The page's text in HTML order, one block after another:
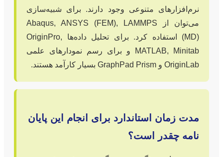
نرم‌افزارهای متنوعی وجود دارند. برای شبیه‌سازی
می‌توان از Abaqus, ANSYS (FEM), LAMMPS
(MD) استفاده کرد. برای تحلیل داده‌ها OriginPro,
MATLAB, Minitab و برای رسم نمودارهای علمی
OriginLab و GraphPad Prism بسیار کارآمد هستند.
مدت زمان استاندارد برای انجام این پایان
نامه چقدر است؟